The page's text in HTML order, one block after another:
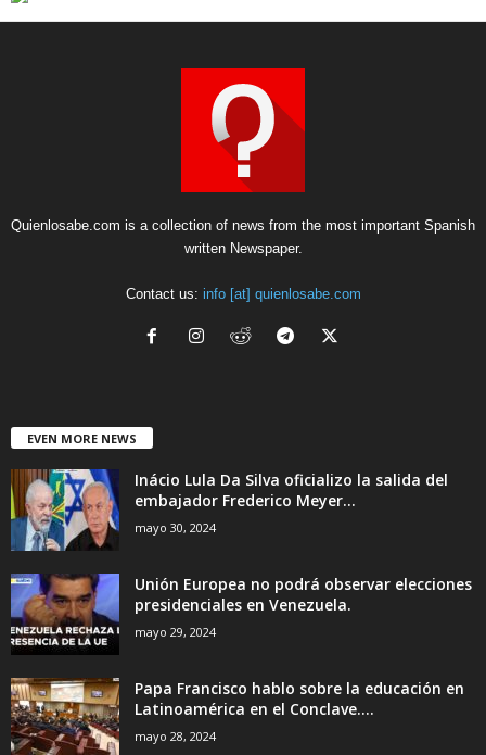
Quienlosabe.com is a collection of news from the most important Spanish
written Newspaper.
Contact us: info [at] quienlosabe.com
EVEN MORE NEWS
Inácio Lula Da Silva oficializo la salida del
embajador Frederico Meyer...
mayo 30, 2024
Unión Europea no podrá observar elecciones
presidenciales en Venezuela.
mayo 29, 2024
Papa Francisco hablo sobre la educación en
Latinoamérica en el Conclave....
mayo 28, 2024